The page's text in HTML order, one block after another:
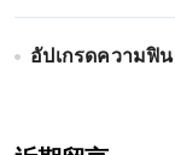
อัปเกรดความฟิ